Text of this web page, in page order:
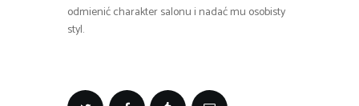
odmienić charakter salonu i nadać mu osobisty
styl.